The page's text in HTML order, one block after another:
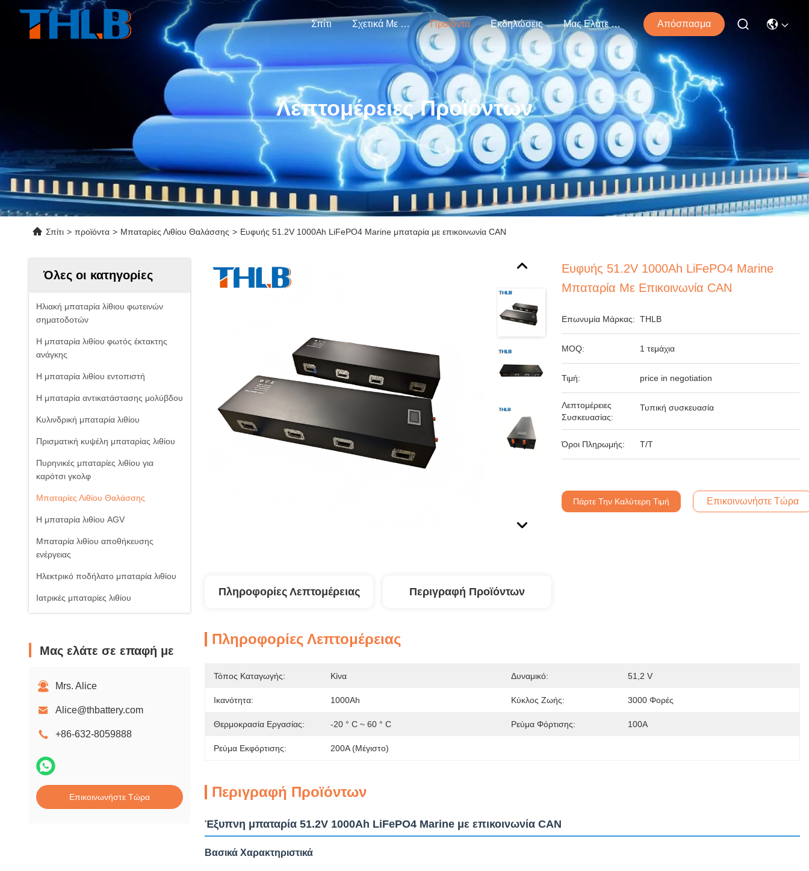
Σπίτι Σχετικά Με Εμάς Προϊόντα Εκδηλώσεις Μας Ελάτε Σε Επαφή Με Απόσπασμα
Λεπτομέρειες Προϊόντων
Σπίτι > προϊόντα > Μπαταρίες Λιθίου Θαλάσσης > Ευφυής 51.2V 1000Ah LiFePO4 Marine μπαταρία με επικοινωνία CAN
Όλες οι κατηγορίες
Ηλιακή μπαταρία λίθιου φωτεινών
σηματοδοτών
Η μπαταρία λιθίου φωτός έκτακτης
ανάγκης
Η μπαταρία λιθίου εντοπιστή
Η μπαταρία αντικατάστασης μολύβδου
Κυλινδρική μπαταρία λιθίου
Πρισματική κυψέλη μπαταρίας λιθίου
Πυρηνικές μπαταρίες λιθίου για
καρότσι γκολφ
Μπαταρίες Λιθίου Θαλάσσης
Η μπαταρία λιθίου AGV
Μπαταρία λιθίου αποθήκευσης
ενέργειας
Ηλεκτρικό ποδήλατο μπαταρία λιθίου
Ιατρικές μπαταρίες λιθίου
Μας ελάτε σε επαφή με
Mrs. Alice
Alice@thbattery.com
+86-632-8059888
Επικοινωνήστε Τώρα
Ευφυής 51.2V 1000Ah LiFePO4 Marine
Μπαταρία Με Επικοινωνία CAN
Επωνυμία Μάρκας: THLB
MOQ: 1 τεμάχια
Τιμή: price in negotiation
Λεπτομέρειες
Συσκευασίας:
Τυπική συσκευασία
Όροι Πληρωμής: T/T
Πάρτε Την Καλύτερη Τιμή Επικοινωνήστε Τώρα
Πληροφορίες Λεπτομέρειας Περιγραφή Προϊόντων
Πληροφορίες Λεπτομέρειας
Τόπος Καταγωγής: Κίνα Δυναμικό: 51,2 V
Ικανότητα: 1000Ah Κύκλος Ζωής: 3000 Φορές
Θερμοκρασία Εργασίας: -20 ° C ~ 60 ° C Ρεύμα Φόρτισης: 100Α
Ρεύμα Εκφόρτισης: 200A (μέγιστο)
Περιγραφή Προϊόντων
Έξυπνη μπαταρία 51.2V 1000Ah LiFePO4 Marine με επικοινωνία CAN
Βασικά Χαρακτηριστικά